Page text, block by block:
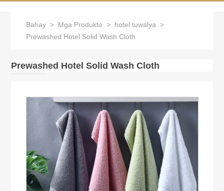
Bahay > Mga Produkto > hotel tuwalya >
Prewashed Hotel Solid Wash Cloth
Prewashed Hotel Solid Wash Cloth